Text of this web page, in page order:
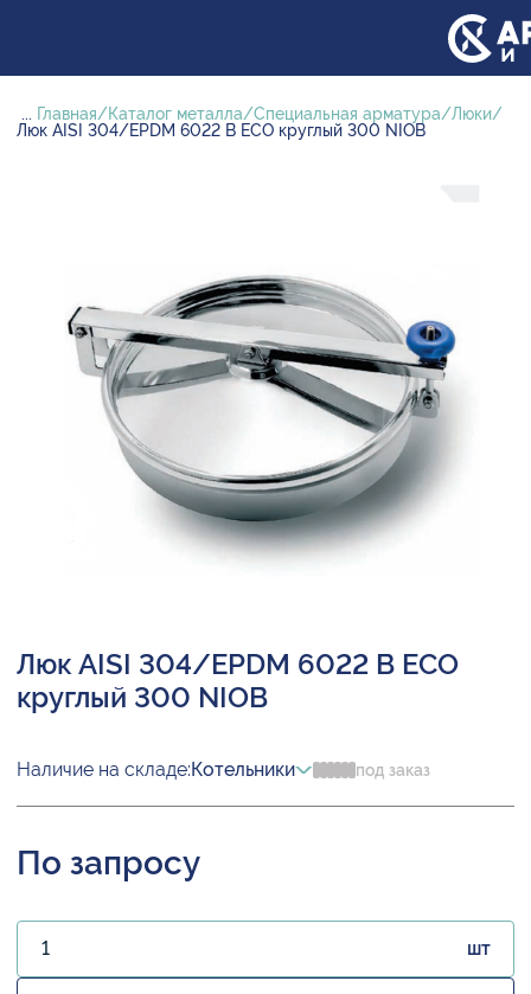
... Главная Каталог металла Специальная арматура
Люки
Люк AISI 304/EPDM 6022 B ECO круглый 300 NIOB
Люк AISI 304/EPDM 6022 B ECO
круглый 300 NIOB
Наличие на складе:Котельники под заказ
По запросу
шт